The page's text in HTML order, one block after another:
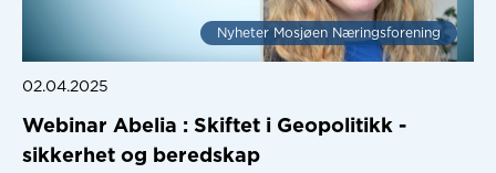
Nyheter Mosjøen Næringsforening
02.04.2025
Webinar Abelia : Skiftet i Geopolitikk -
sikkerhet og beredskap